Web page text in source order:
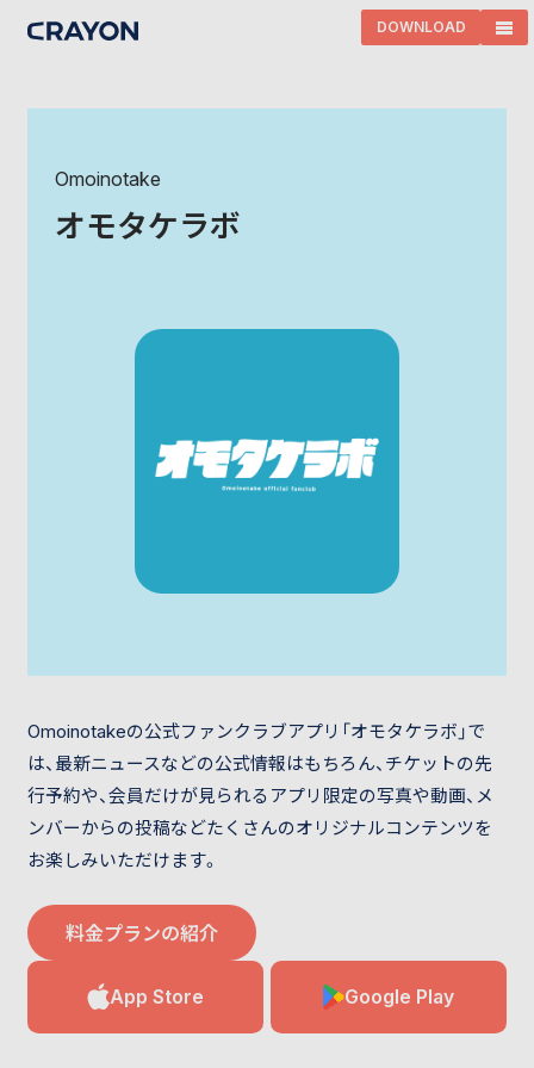
Omoinotake
オモタケラボ
Omoinotakeの公式ファンクラブアプリ「オモタケラボ」で
は、最新ニュースなどの公式情報はもちろん、チケットの先
行予約や、会員だけが見られるアプリ限定の写真や動画、メ
ンバーからの投稿などたくさんのオリジナルコンテンツを
お楽しみいただけます。
料金プランの紹介
App Store Google Play
DOWNLOAD